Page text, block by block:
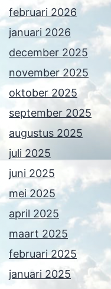
februari 2026
januari 2026
december 2025
november 2025
oktober 2025
september 2025
augustus 2025
juli 2025
juni 2025
mei 2025
april 2025
maart 2025
februari 2025
januari 2025